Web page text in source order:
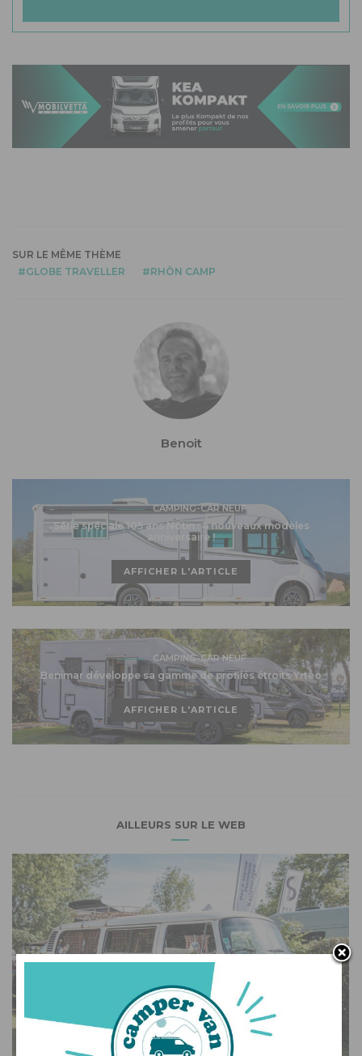
SUR LE MÊME THÈME
GLOBE TRAVELLER
RHÖN CAMP
Benoit
CAMPING-CAR NEUF
Série spéciale 105 ans Notin : 4 nouveaux modèles
anniversaire !
AFFICHER L'ARTICLE
CAMPING-CAR NEUF
Benimar développe sa gamme de profilés étroits Yrteo
AFFICHER L'ARTICLE
AILLEURS SUR LE WEB